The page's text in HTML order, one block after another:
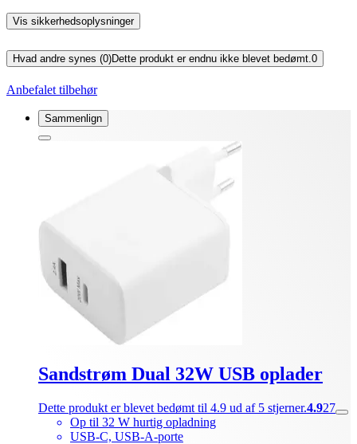
Vis sikkerhedsoplysninger
Hvad andre synes (0)Dette produkt er endnu ikke blevet bedømt. 0
Anbefalet tilbehør
Sammenlign
Sandstrøm Dual 32W USB oplader
Dette produkt er blevet bedømt til 4.9 ud af 5 stjerner.4.927
Op til 32 W hurtig opladning
USB-C, USB-A-porte